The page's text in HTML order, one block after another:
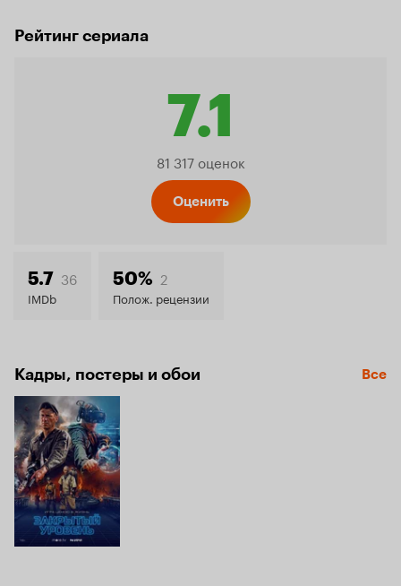
Рейтинг сериала
7.1
7.1
81 317 оценок
Оценить
5.7 36
IMDb
50% 2
Полож. рецензии
Кадры, постеры и обои Все